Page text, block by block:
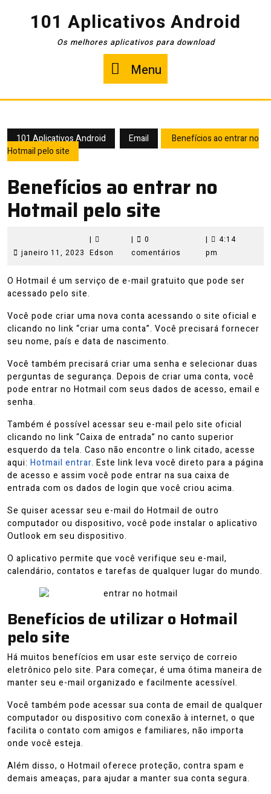
101 Aplicativos Android
Os melhores aplicativos para download
Menu
101 Aplicativos Android Email
Benefícios ao entrar no
Hotmail pelo site
Benefícios ao entrar no
Hotmail pelo site
janeiro 11, 2023 janeiro
2023
|
Edson Edson
|
0
comentários
|
4:14
pm
O Hotmail é um serviço de e-mail gratuito que pode ser
acessado pelo site.
Você pode criar uma nova conta acessando o site oficial e
clicando no link “criar uma conta”. Você precisará fornecer
seu nome, país e data de nascimento.
Você também precisará criar uma senha e selecionar duas
perguntas de segurança. Depois de criar uma conta, você
pode entrar no Hotmail com seus dados de acesso, email e
senha.
Também é possível acessar seu e-mail pelo site oficial
clicando no link “Caixa de entrada” no canto superior
esquerdo da tela. Caso não encontre o link citado, acesse
aqui: Hotmail entrar. Este link leva você direto para a página
de acesso e assim você pode entrar na sua caixa de
entrada com os dados de login que você criou acima.
Se quiser acessar seu e-mail do Hotmail de outro
computador ou dispositivo, você pode instalar o aplicativo
Outlook em seu dispositivo.
O aplicativo permite que você verifique seu e-mail,
calendário, contatos e tarefas de qualquer lugar do mundo.
Benefícios de utilizar o Hotmail
pelo site
Há muitos benefícios em usar este serviço de correio
eletrônico pelo site. Para começar, é uma ótima maneira de
manter seu e-mail organizado e facilmente acessível.
Você também pode acessar sua conta de email de qualquer
computador ou dispositivo com conexão à internet, o que
facilita o contato com amigos e familiares, não importa
onde você esteja.
Além disso, o Hotmail oferece proteção, contra spam e
demais ameaças, para ajudar a manter sua conta segura.